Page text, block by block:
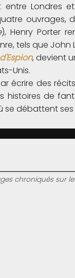
entre Londres
ouvrages,
), Henry Porter
tels que John
, devient
Unis.
écrire des
histoires de
débattent ses
chroniqués sur le